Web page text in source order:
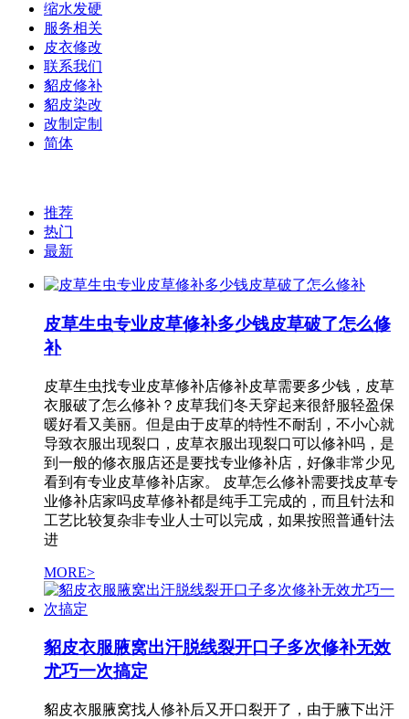
缩水发硬
服务相关
皮衣修改
联系我们
貂皮修补
貂皮染改
改制定制
简体
推荐
热门
最新
皮草生虫专业皮草修补多少钱皮草破了怎么修
补
皮草生虫找专业皮草修补店修补皮草需要多少钱，皮草
衣服破了怎么修补？皮草我们冬天穿起来很舒服轻盈保
暖好看又美丽。但是由于皮草的特性不耐刮，不小心就
导致衣服出现裂口，皮草衣服出现裂口可以修补吗，是
到一般的修衣服店还是要找专业修补店，好像非常少见
看到有专业皮草修补店家。 皮草怎么修补需要找皮草专
业修补店家吗皮草修补都是纯手工完成的，而且针法和
工艺比较复杂非专业人士可以完成，如果按照普通针法
进
MORE>
貂皮衣服腋窝出汗脱线裂开口子多次修补无效
尤巧一次搞定
貂皮衣服腋窝找人修补后又开口裂开了，由于腋下出汗